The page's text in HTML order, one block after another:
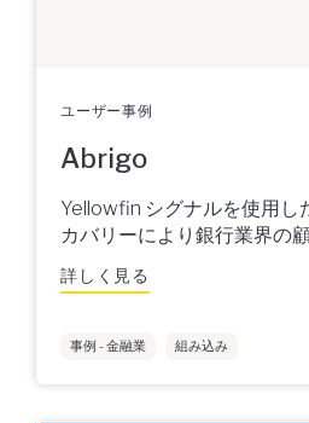
ユーザー事例
Abrigo
Yellowfin シグナルを使用し
カバリーにより銀行業界の
詳しく見る
事例 - 金融業 組み込み